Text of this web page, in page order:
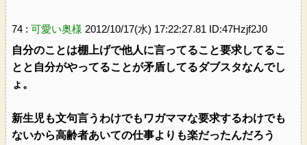
74 : 可愛い奥様 2012/10/17(水) 17:22:27.81 ID:47Hzjf2J0
自分のことは棚上げで他人に言ってること要求してるこ
とと自分がやってることが矛盾してるダブスタなんでし
ょ。
新生児も文句言うわけでもワガママな要求するわけでも
ないから高齢者あいての仕事よりも楽だったんだろう